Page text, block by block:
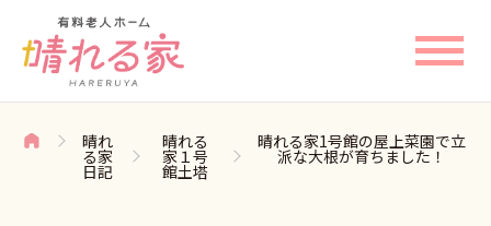
晴れ
る家
日記
晴れる
家１号
館土塔
晴れる家1号館の屋上菜園で立
派な大根が育ちました！